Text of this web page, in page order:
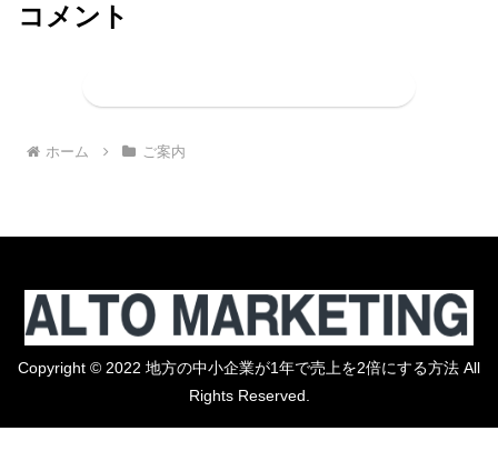
コメント
ホーム ご案内
Copyright © 2022 地方の中小企業が1年で売上を2倍にする方法 All
Rights Reserved.